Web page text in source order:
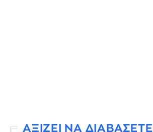
ΑΞΙΖΕΙ ΝΑ ΔΙΑΒΑΣΕΤΕ